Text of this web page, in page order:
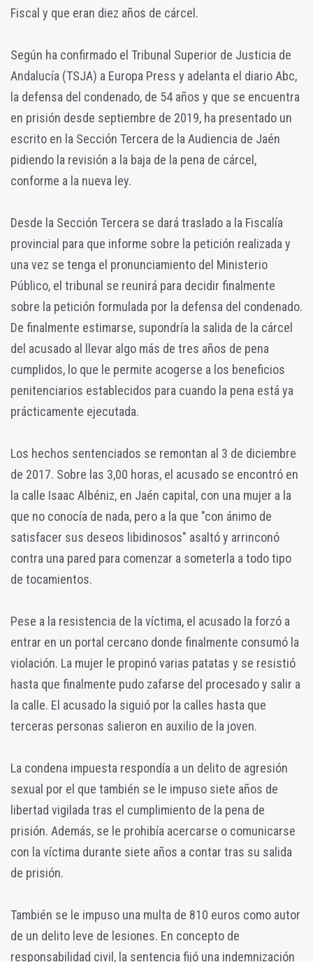
Fiscal y que eran diez años de cárcel.
Según ha confirmado el Tribunal Superior de Justicia de
Andalucía (TSJA) a Europa Press y adelanta el diario Abc,
la defensa del condenado, de 54 años y que se encuentra
en prisión desde septiembre de 2019, ha presentado un
escrito en la Sección Tercera de la Audiencia de Jaén
pidiendo la revisión a la baja de la pena de cárcel,
conforme a la nueva ley.
Desde la Sección Tercera se dará traslado a la Fiscalía
provincial para que informe sobre la petición realizada y
una vez se tenga el pronunciamiento del Ministerio
Público, el tribunal se reunirá para decidir finalmente
sobre la petición formulada por la defensa del condenado.
De finalmente estimarse, supondría la salida de la cárcel
del acusado al llevar algo más de tres años de pena
cumplidos, lo que le permite acogerse a los beneficios
penitenciarios establecidos para cuando la pena está ya
prácticamente ejecutada.
Los hechos sentenciados se remontan al 3 de diciembre
de 2017. Sobre las 3,00 horas, el acusado se encontró en
la calle Isaac Albéniz, en Jaén capital, con una mujer a la
que no conocía de nada, pero a la que "con ánimo de
satisfacer sus deseos libidinosos" asaltó y arrinconó
contra una pared para comenzar a someterla a todo tipo
de tocamientos.
Pese a la resistencia de la víctima, el acusado la forzó a
entrar en un portal cercano donde finalmente consumó la
violación. La mujer le propinó varias patatas y se resistió
hasta que finalmente pudo zafarse del procesado y salir a
la calle. El acusado la siguió por la calles hasta que
terceras personas salieron en auxilio de la joven.
La condena impuesta respondía a un delito de agresión
sexual por el que también se le impuso siete años de
libertad vigilada tras el cumplimiento de la pena de
prisión. Además, se le prohibía acercarse o comunicarse
con la víctima durante siete años a contar tras su salida
de prisión.
También se le impuso una multa de 810 euros como autor
de un delito leve de lesiones. En concepto de
responsabilidad civil, la sentencia fijó una indemnización